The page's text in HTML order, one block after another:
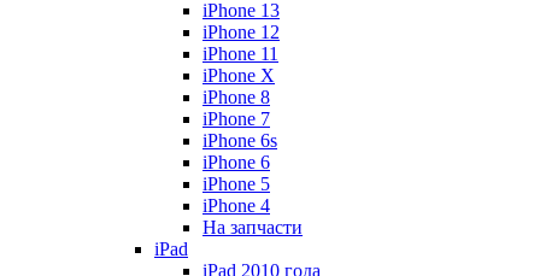
iPhone 13
iPhone 12
iPhone 11
iPhone X
iPhone 8
iPhone 7
iPhone 6s
iPhone 6
iPhone 5
iPhone 4
На запчасти
iPad
iPad 2010 года